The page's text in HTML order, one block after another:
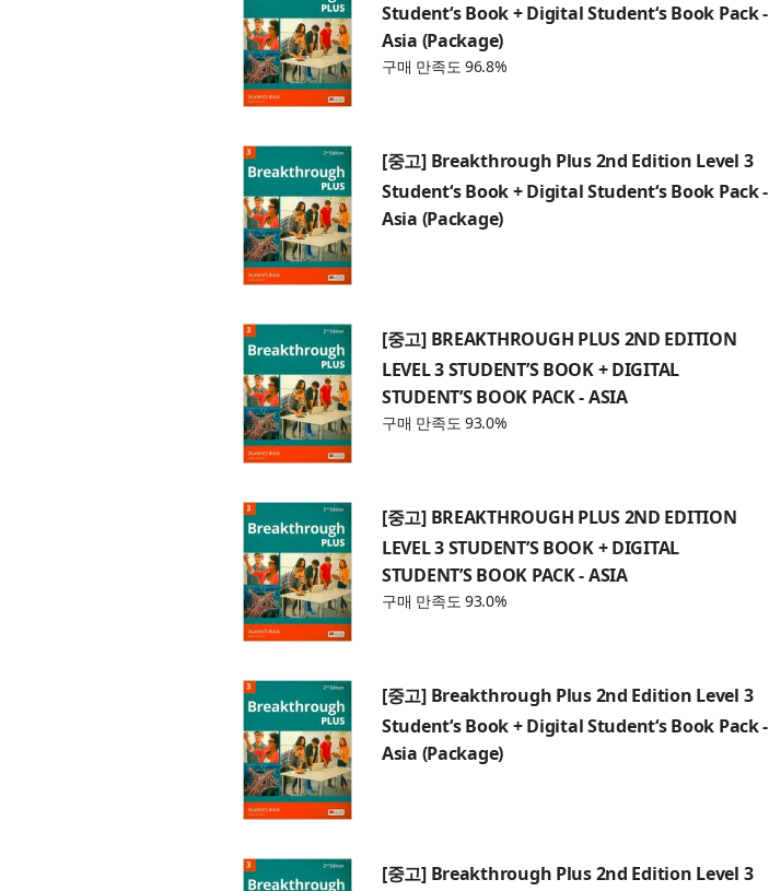
Student‘s Book + Digital Student‘s Book Pack -
Asia (Package)
구매 만족도 96.8%
[중고] Breakthrough Plus 2nd Edition Level 3
Student‘s Book + Digital Student‘s Book Pack -
Asia (Package)
[중고] BREAKTHROUGH PLUS 2ND EDITION
LEVEL 3 STUDENT’S BOOK + DIGITAL
STUDENT’S BOOK PACK - ASIA
구매 만족도 93.0%
[중고] BREAKTHROUGH PLUS 2ND EDITION
LEVEL 3 STUDENT’S BOOK + DIGITAL
STUDENT’S BOOK PACK - ASIA
구매 만족도 93.0%
[중고] Breakthrough Plus 2nd Edition Level 3
Student‘s Book + Digital Student‘s Book Pack -
Asia (Package)
[중고] Breakthrough Plus 2nd Edition Level 3